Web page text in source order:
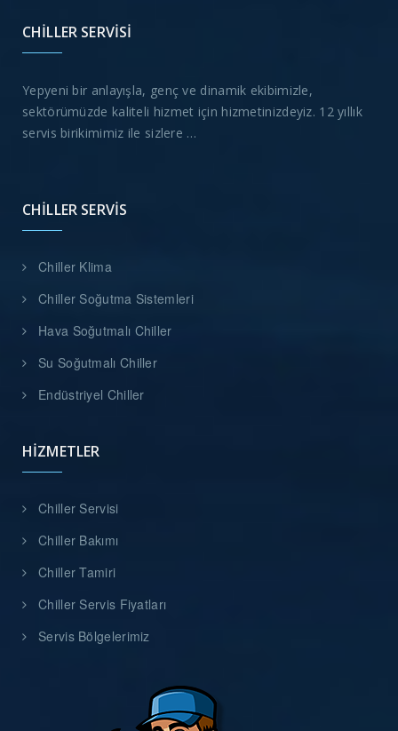
CHILLER SERVISI
Yepyeni bir anlayışla, genç ve dinamik ekibimizle,
sektörümüzde kaliteli hizmet için hizmetinizdeyiz. 12 yıllık
servis birikimimiz ile sizlere …
CHILLER SERVIS
Chiller Klima
Chiller Soğutma Sistemleri
Hava Soğutmalı Chiller
Su Soğutmalı Chiller
Endüstriyel Chiller
HIZMETLER
Chiller Servisi
Chiller Bakımı
Chiller Tamiri
Chiller Servis Fiyatları
Servis Bölgelerimiz